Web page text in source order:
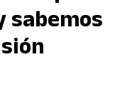
sabemos